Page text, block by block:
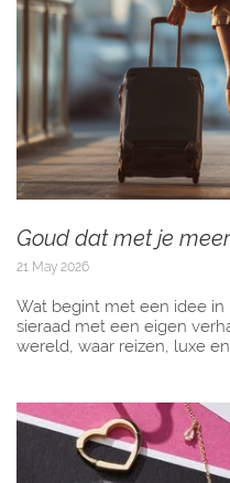
Goud dat met je
21 May 2026
Wat begint met een idee
sieraad met een eigen
wereld, waar reizen, luxe